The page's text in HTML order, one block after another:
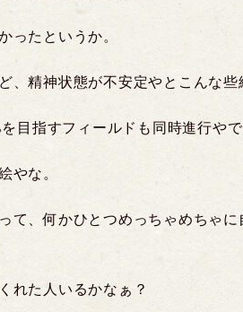
ったというか。
、精神状態が不安定やとこんな
目指すフィールドも同時進行やで
やな。
て、何かひとつめっちゃめちゃ
れた人いるかなぁ？